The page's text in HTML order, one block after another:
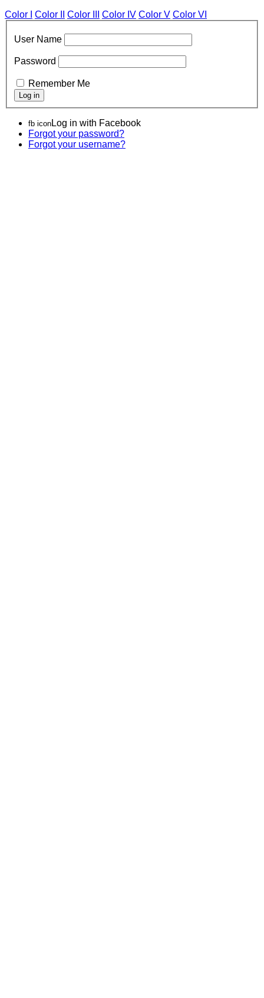
Color I
Color II Color III Color IV Color V Color VI
User Name
Password
Remember Me
fb iconLog in with Facebook
Forgot your password?
Forgot your username?